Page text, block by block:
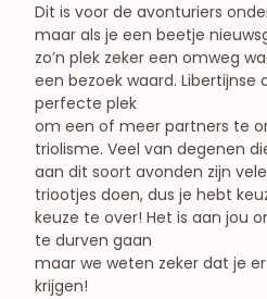
Dit is voor de avonturiers
maar als je een beetje
zo’n plek zeker een omweg
een bezoek waard. Libertijnse
perfecte plek
om een of meer partners te
triolisme. Veel van degenen
aan dit soort avonden zijn
triootjes doen, dus je hebt
keuze te over! Het is aan jou
te durven gaan
maar we weten zeker dat je
krijgen!